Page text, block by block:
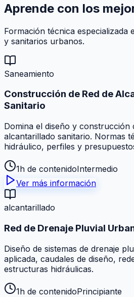
Aprende con los
Formación técnica especializada
y sanitarios urbanos.
Saneamiento
Construcción de Red de
Sanitario
Domina el diseño y construcción
alcantarillado sanitario. Normas
hidráulico, perfiles y
1h de contenidoIntermedio
Ver más información
alcantarillado
Red de Drenaje Pluvial
Diseño de sistemas de drenaje
aplicada, caudales de diseño,
estructuras hidráulicas.
1h de contenidoPrincipiante